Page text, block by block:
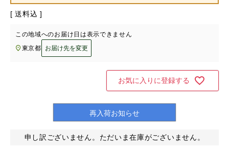
送料込
この地域へのお届け日は表示できません
東京都
お届け先を変更
お気に入りに登録する
再入荷お知らせ
申し訳ございません。ただいま在庫がございません。